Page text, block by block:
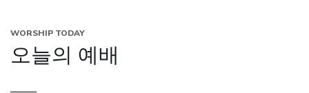
WORSHIP TODAY
오늘의 예배